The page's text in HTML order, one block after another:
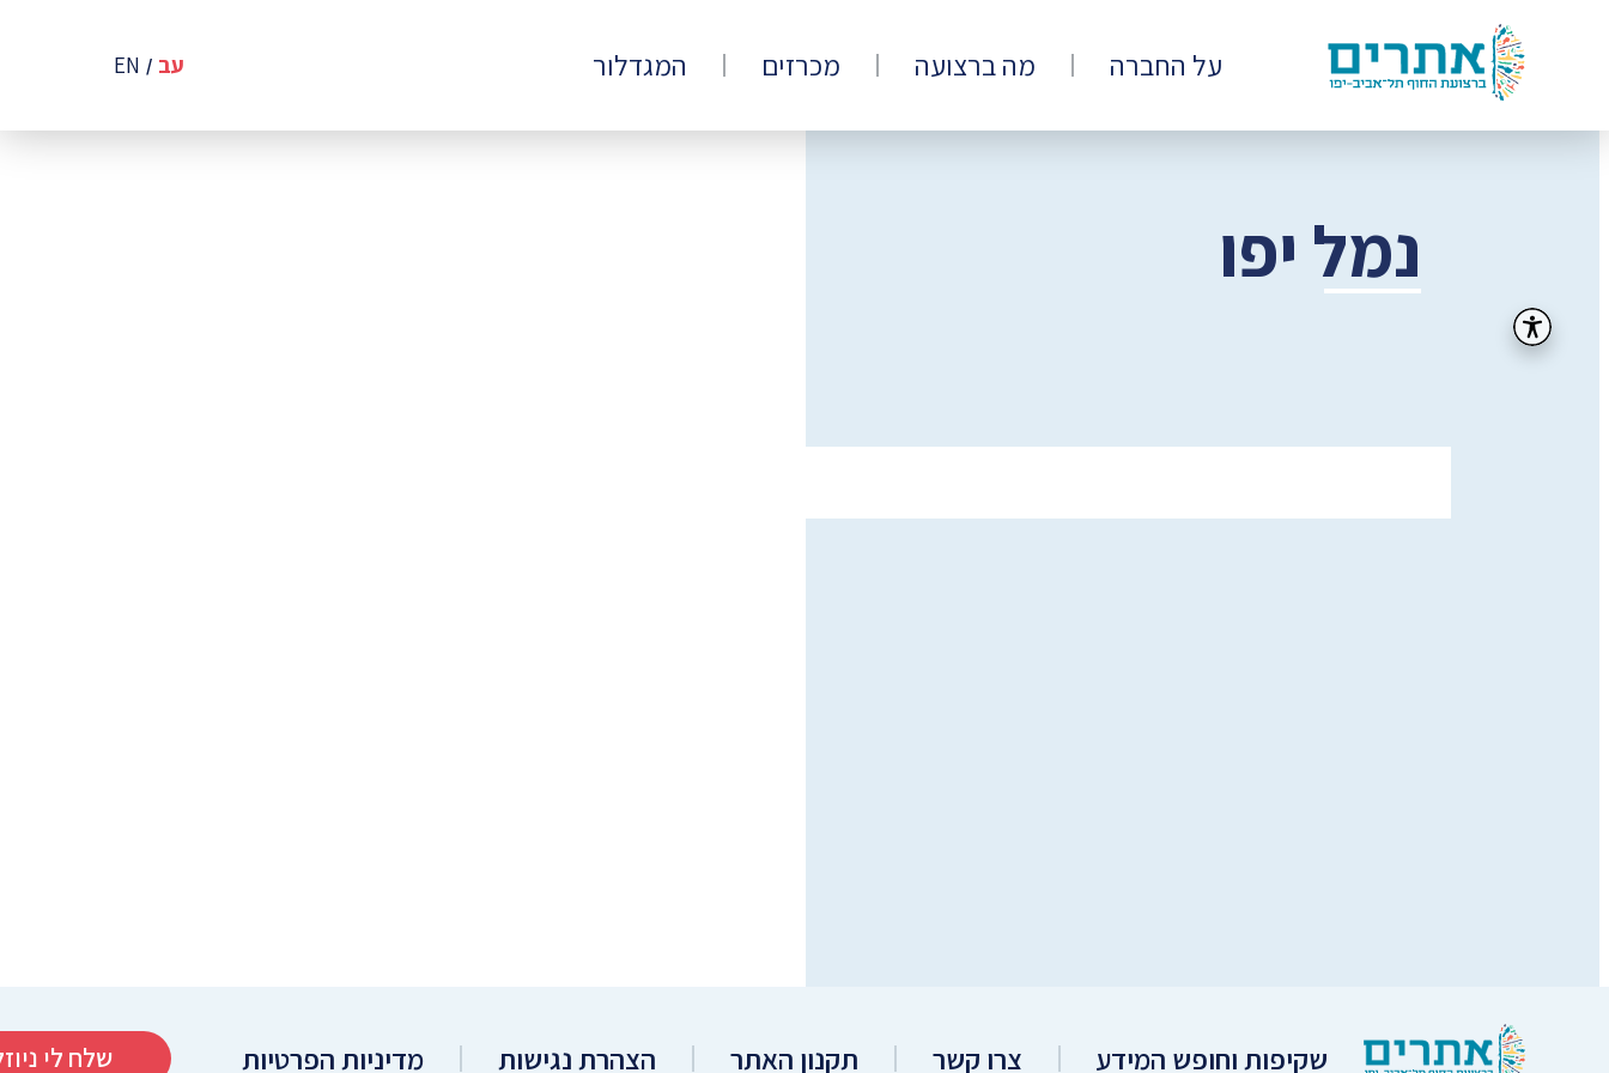
קבוצת
אתרים
-
החוף
על החברה מה ברצועה מכרזים המגדלור עב EN
נמל יפו
שקיפות וחופש המידע צרו קשר תקנון האתר הצהרת נגישות מדיניות הפרטיות שלח לי